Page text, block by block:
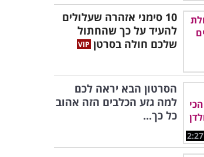
10 סימני אזהרה שעלולים
להעיד על כך שהחתול
שלכם חולה בסרטן
2:27
הסרטון הבא יראה לכם
למה גזע הכלבים הזה אהוב
כל כך...